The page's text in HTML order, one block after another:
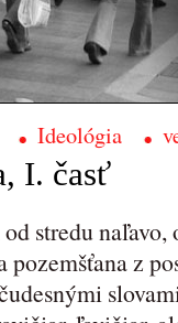
Ideológia
I. časť
stredu naľavo,
pozemšťana z